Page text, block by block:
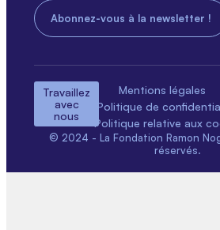
Travaillez
avec
nous
Mentions légales
Politique de
Politique relative aux
© 2024 - La Fondation Ramon
réservés.